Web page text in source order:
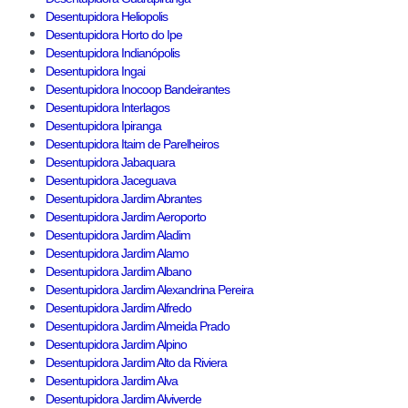
Desentupidora Heliopolis
Desentupidora Horto do Ipe
Desentupidora Indianópolis
Desentupidora Ingai
Desentupidora Inocoop Bandeirantes
Desentupidora Interlagos
Desentupidora Ipiranga
Desentupidora Itaim de Parelheiros
Desentupidora Jabaquara
Desentupidora Jaceguava
Desentupidora Jardim Abrantes
Desentupidora Jardim Aeroporto
Desentupidora Jardim Aladim
Desentupidora Jardim Alamo
Desentupidora Jardim Albano
Desentupidora Jardim Alexandrina Pereira
Desentupidora Jardim Alfredo
Desentupidora Jardim Almeida Prado
Desentupidora Jardim Alpino
Desentupidora Jardim Alto da Riviera
Desentupidora Jardim Alva
Desentupidora Jardim Alviverde